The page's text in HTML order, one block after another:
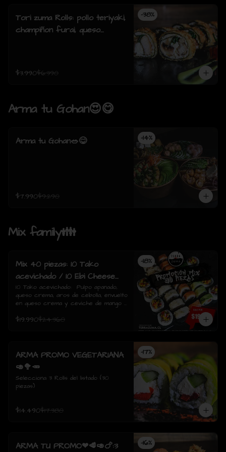
-38%
Tori zuma Rolls: pollo teriyaki,
champiñon furai, queso
$3.990$6.390
Arma tu Gohan😍😋
-14%
Arma tu Gohan🥗😋
$7.990$9.290
Mix family👪
-18%
Mix 40 piezas: 10 Tako
acevichado / 10 Ebi Cheese
tempura / 10 Tori Sake Rolls
/ 10 Sake Avocado.
10 Tako acevichado:  Pulpo apanado,
queso crema, aros de cebolla, envuelto
en queso crema y ceviche de mango /
queso crema, envuelto tempura./  10
Salmon, queso crema, ciboulette,
envuelto en palta
$19.990$24.360
-17%
ARMA PROMO VEGETARIANA
🥑🥦🥕
Selecciona 3 Rolls del listado (30
piezas)
$14.490$17.380
-16%
ARMA TU PROMO❤🥩🥑🍗:3